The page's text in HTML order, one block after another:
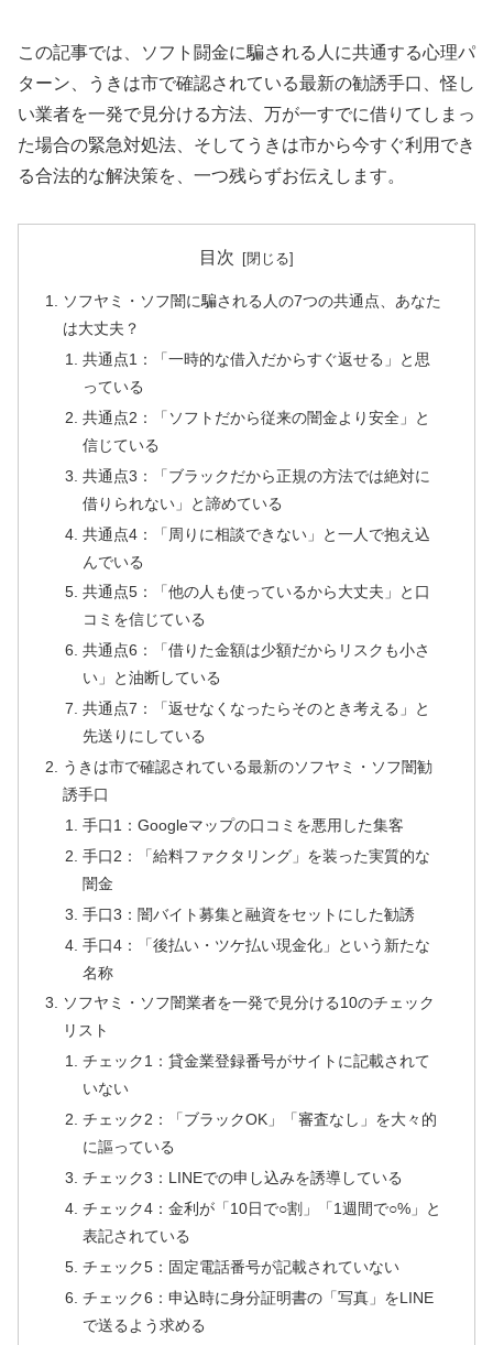
この記事では、ソフト闘金に騙される人に共通する心理パ
ターン、うきは市で確認されている最新の勧誘手口、怪し
い業者を一発で見分ける方法、万が一すでに借りてしまっ
た場合の緊急対処法、そしてうきは市から今すぐ利用でき
る合法的な解決策を、一つ残らずお伝えします。
目次
ソフヤミ・ソフ闇に騙される人の7つの共通点、あなた
は大丈夫？
共通点1：「一時的な借入だからすぐ返せる」と思
っている
共通点2：「ソフトだから従来の闇金より安全」と
信じている
共通点3：「ブラックだから正規の方法では絶対に
借りられない」と諦めている
共通点4：「周りに相談できない」と一人で抱え込
んでいる
共通点5：「他の人も使っているから大丈夫」と口
コミを信じている
共通点6：「借りた金額は少額だからリスクも小さ
い」と油断している
共通点7：「返せなくなったらそのとき考える」と
先送りにしている
うきは市で確認されている最新のソフヤミ・ソフ闇勧
誘手口
手口1：Googleマップの口コミを悪用した集客
手口2：「給料ファクタリング」を装った実質的な
闇金
手口3：闇バイト募集と融資をセットにした勧誘
手口4：「後払い・ツケ払い現金化」という新たな
名称
ソフヤミ・ソフ闇業者を一発で見分ける10のチェック
リスト
チェック1：貸金業登録番号がサイトに記載されて
いない
チェック2：「ブラックOK」「審査なし」を大々的
に謳っている
チェック3：LINEでの申し込みを誘導している
チェック4：金利が「10日で○割」「1週間で○%」と
表記されている
チェック5：固定電話番号が記載されていない
チェック6：申込時に身分証明書の「写真」をLINE
で送るよう求める